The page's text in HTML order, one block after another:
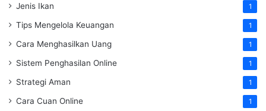
Jenis Ikan 1
Tips Mengelola Keuangan 1
Cara Menghasilkan Uang 1
Sistem Penghasilan Online 1
Strategi Aman 1
Cara Cuan Online 1